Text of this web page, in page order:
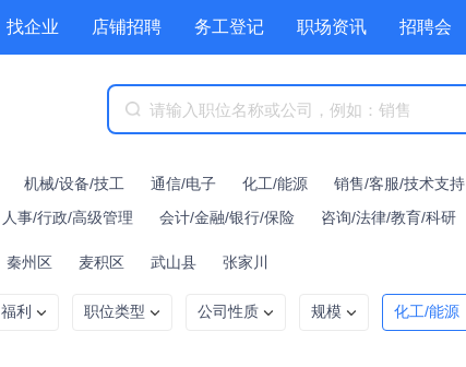
找企业 店铺招聘 务工登记 职场资讯 招聘会
机械/设备/技工 通信/电子 化工/能源 销售/客服/技术支持
人事/行政/高级管理 会计/金融/银行/保险 咨询/法律/教育/科研
秦州区 麦积区 武山县 张家川
福利 职位类型 公司性质 规模 化工/能源